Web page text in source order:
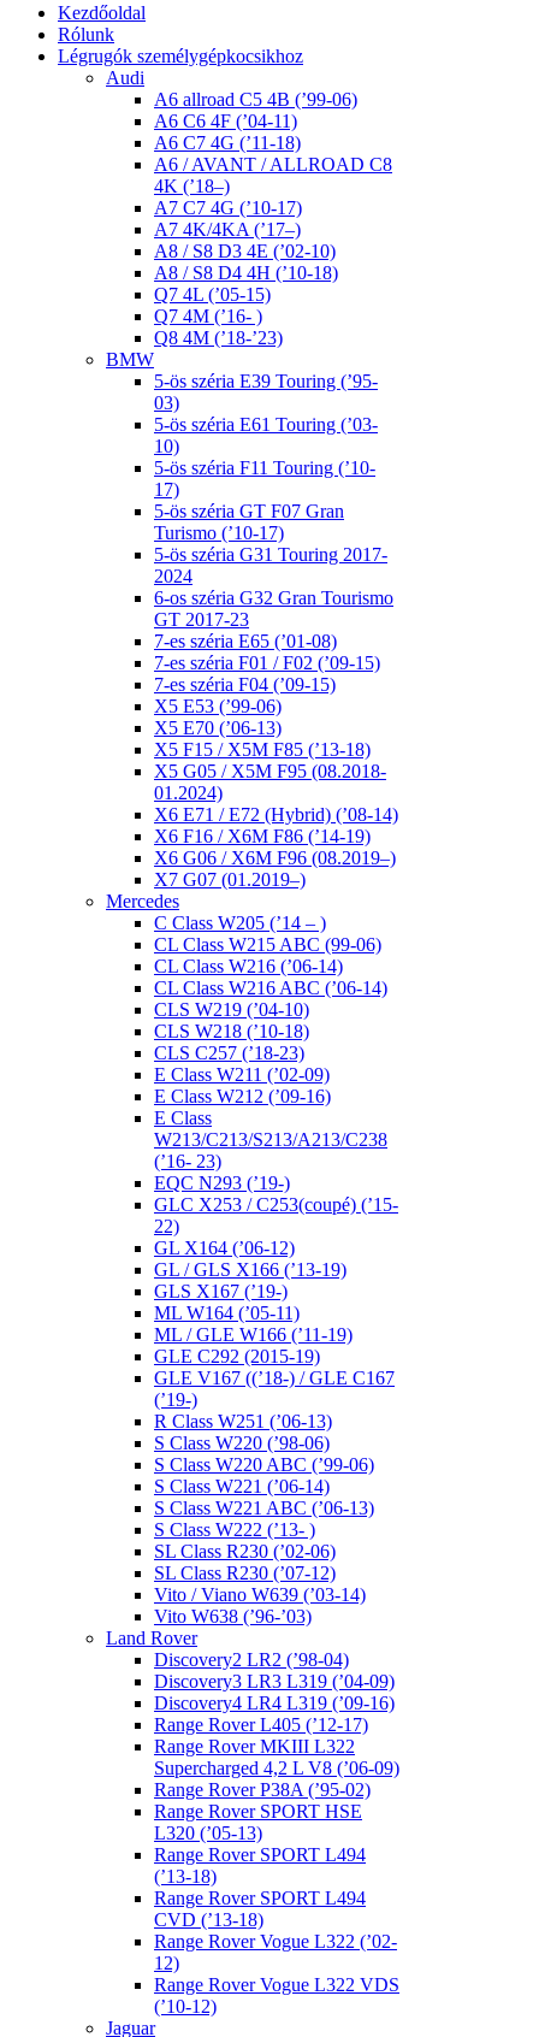
Kezdőoldal
Rólunk
Légrugók személygépkocsikhoz
Audi
A6 allroad C5 4B (’99-06)
A6 C6 4F (’04-11)
A6 C7 4G (’11-18)
A6 / AVANT / ALLROAD C8
4K (’18–)
A7 C7 4G (’10-17)
A7 4K/4KA (’17–)
A8 / S8 D3 4E (’02-10)
A8 / S8 D4 4H (’10-18)
Q7 4L (’05-15)
Q7 4M (’16- )
Q8 4M (’18-’23)
BMW
5-ös széria E39 Touring (’95-
03)
5-ös széria E61 Touring (’03-
10)
5-ös széria F11 Touring (’10-
17)
5-ös széria GT F07 Gran
Turismo (’10-17)
5-ös széria G31 Touring 2017-
2024
6-os széria G32 Gran Tourismo
GT 2017-23
7-es széria E65 (’01-08)
7-es széria F01 / F02 (’09-15)
7-es széria F04 (’09-15)
X5 E53 (’99-06)
X5 E70 (’06-13)
X5 F15 / X5M F85 (’13-18)
X5 G05 / X5M F95 (08.2018-
01.2024)
X6 E71 / E72 (Hybrid) (’08-14)
X6 F16 / X6M F86 (’14-19)
X6 G06 / X6M F96 (08.2019–)
X7 G07 (01.2019–)
Mercedes
C Class W205 (’14 – )
CL Class W215 ABC (99-06)
CL Class W216 (’06-14)
CL Class W216 ABC (’06-14)
CLS W219 (’04-10)
CLS W218 (’10-18)
CLS C257 (’18-23)
E Class W211 (’02-09)
E Class W212 (’09-16)
E Class
W213/C213/S213/A213/C238
(’16- 23)
EQC N293 (’19-)
GLC X253 / C253(coupé) (’15-
22)
GL X164 (’06-12)
GL / GLS X166 (’13-19)
GLS X167 (’19-)
ML W164 (’05-11)
ML / GLE W166 (’11-19)
GLE C292 (2015-19)
GLE V167 ((’18-) / GLE C167
(’19-)
R Class W251 (’06-13)
S Class W220 (’98-06)
S Class W220 ABC (’99-06)
S Class W221 (’06-14)
S Class W221 ABC (’06-13)
S Class W222 (’13- )
SL Class R230 (’02-06)
SL Class R230 (’07-12)
Vito / Viano W639 (’03-14)
Vito W638 (’96-’03)
Land Rover
Discovery2 LR2 (’98-04)
Discovery3 LR3 L319 (’04-09)
Discovery4 LR4 L319 (’09-16)
Range Rover L405 (’12-17)
Range Rover MKIII L322
Supercharged 4,2 L V8 (’06-09)
Range Rover P38A (’95-02)
Range Rover SPORT HSE
L320 (’05-13)
Range Rover SPORT L494
(’13-18)
Range Rover SPORT L494
CVD (’13-18)
Range Rover Vogue L322 (’02-
12)
Range Rover Vogue L322 VDS
(’10-12)
Jaguar